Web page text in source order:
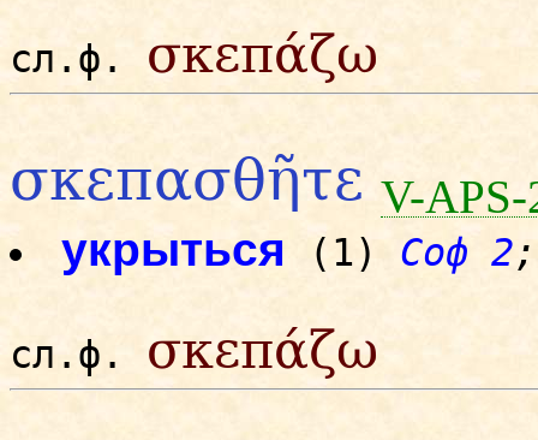
сл.ф. σκεπάζω
σκεπασθῆτε V-APS-
укрыться (1) Соф 2;
сл.ф. σκεπάζω